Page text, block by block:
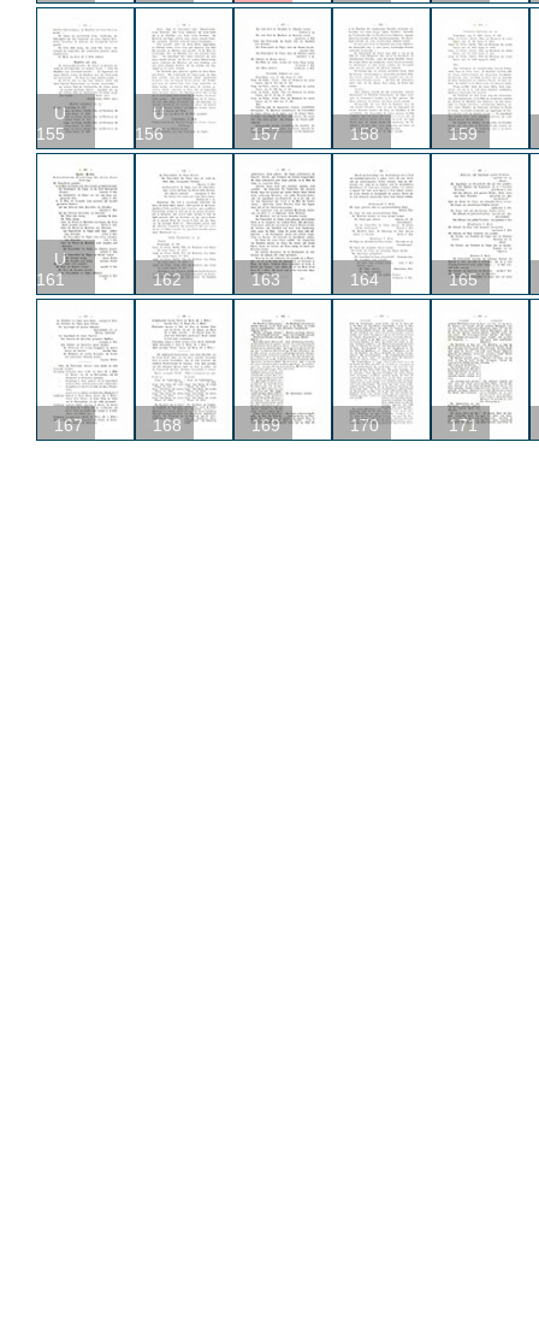
U
155
U
156
157 158 159
U
161
162 163 164 165
167 168 169 170 171